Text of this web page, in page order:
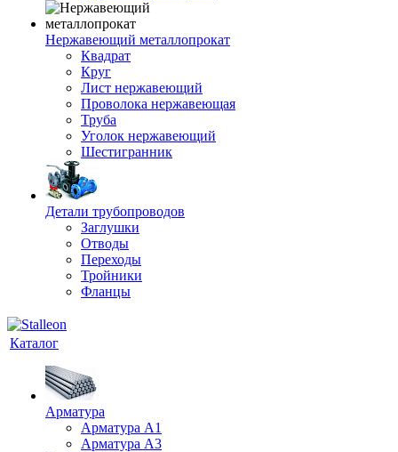
Нержавеющий металлопрокат
Квадрат
Круг
Лист нержавеющий
Проволока нержавеющая
Труба
Уголок нержавеющий
Шестигранник
Детали трубопроводов
Заглушки
Отводы
Переходы
Тройники
Фланцы
Каталог
Арматура
Арматура A1
Арматура А3